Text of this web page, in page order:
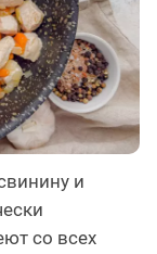
и
со всех